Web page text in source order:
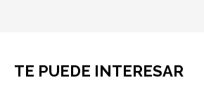
TE PUEDE INTERESAR